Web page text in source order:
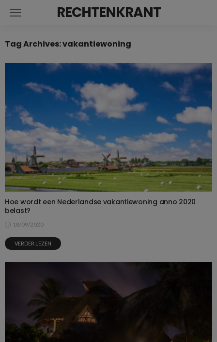
RECHTENKRANT
Tag Archives: vakantiewoning
Hoe wordt een Nederlandse vakantiewoning anno 2020
belast?
18/09/2020
VERDER LEZEN